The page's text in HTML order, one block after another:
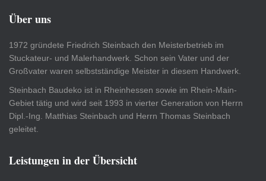
Über uns
1972 gründete Friedrich Steinbach den Meisterbetrieb im
Stuckateur- und Malerhandwerk. Schon sein Vater und der
Großvater waren selbstständige Meister in diesem Handwerk.
Steinbach Baudeko ist in Rheinhessen sowie im Rhein-Main-
Gebiet tätig und wird seit 1993 in vierter Generation von Herrn
Dipl.-Ing. Matthias Steinbach und Herrn Thomas Steinbach
geleitet.
Leistungen in der Übersicht